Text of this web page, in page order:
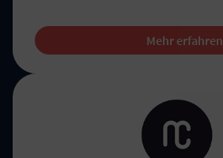
Mehr erfahren